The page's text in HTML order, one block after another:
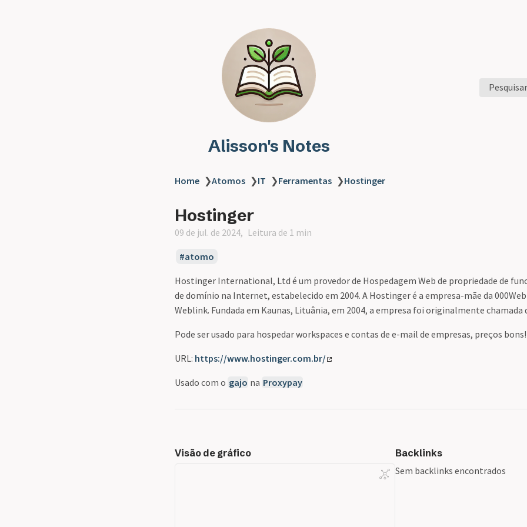
Alisson's Notes
Home ❯Atomos ❯IT ❯Ferramentas ❯Hostinger
Hostinger
09 de jul. de 2024 Leitura de 1 min
atomo
Hostinger International, Ltd é um provedor de Hospedagem Web de propriedade de
de domínio na Internet, estabelecido em 2004. A Hostinger é a empresa-mãe da
Weblink. Fundada em Kaunas, Lituânia, em 2004, a empresa foi originalmente chamada
Pode ser usado para hospedar workspaces e contas de e-mail de empresas, preços bons!
URL: https://www.hostinger.com.br/
Usado com o gajo na Proxypay
Visão de gráfico
Backlinks
Sem backlinks encontrados